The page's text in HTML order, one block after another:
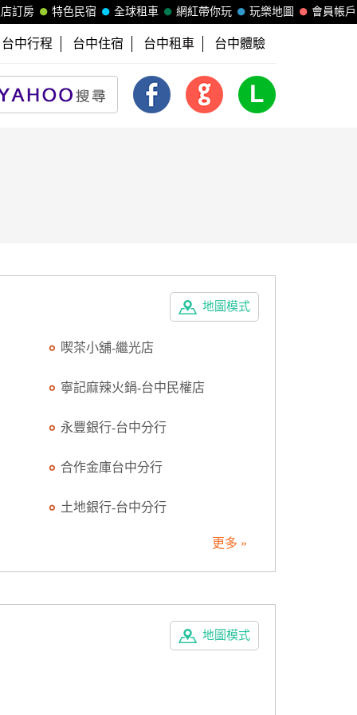
會員帳戶
玩樂地圖
網紅帶你玩
全球租車
特色民宿
訂房
台中行程 台中住宿 台中租車 台中體驗
地圖模式
喫茶小舖-繼光店
寧記麻辣火鍋-台中民權店
永豐銀行-台中分行
合作金庫台中分行
土地銀行-台中分行
更多 »
地圖模式